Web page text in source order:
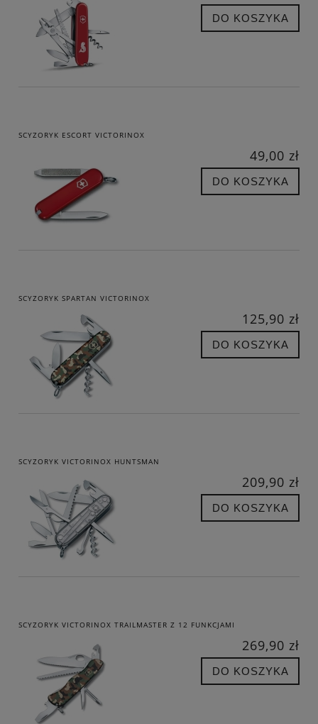
DO KOSZYKA
SCYZORYK ESCORT VICTORINOX
49,00 zł
DO KOSZYKA
SCYZORYK SPARTAN VICTORINOX
125,90 zł
DO KOSZYKA
SCYZORYK VICTORINOX HUNTSMAN
209,90 zł
DO KOSZYKA
SCYZORYK VICTORINOX TRAILMASTER Z 12 FUNKCJAMI
269,90 zł
DO KOSZYKA